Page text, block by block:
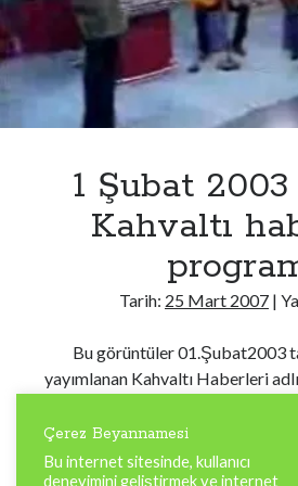
00:00
Kategoriler
Kategoriler
1 Şubat
Kahvaltı
Tarih: 25 Mart 2007 |
Bu görüntüler 01.Şubat2003
yayımlanan Kahvaltı Haberleri
programa asker arkadaşım
MANÇO’ya ithafen yapılan bu
ile katılmıştık. Kemal’e sesinin
Çerez Beyannamesi
Bu internet sitesinde, kullanıcı
deneyimini geliştirmek ve internet